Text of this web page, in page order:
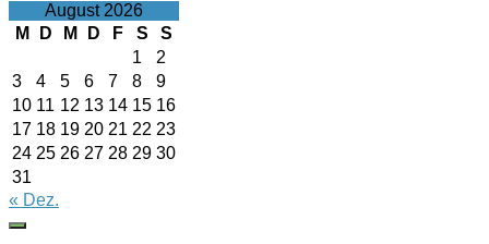
August 2026
M
D M D F S
S
1
2
3
4 5 6 7 8
9
10 11 12 13 14 15 16
17 18 19 20 21 22 23
24 25 26 27 28 29 30
31
« Dez.